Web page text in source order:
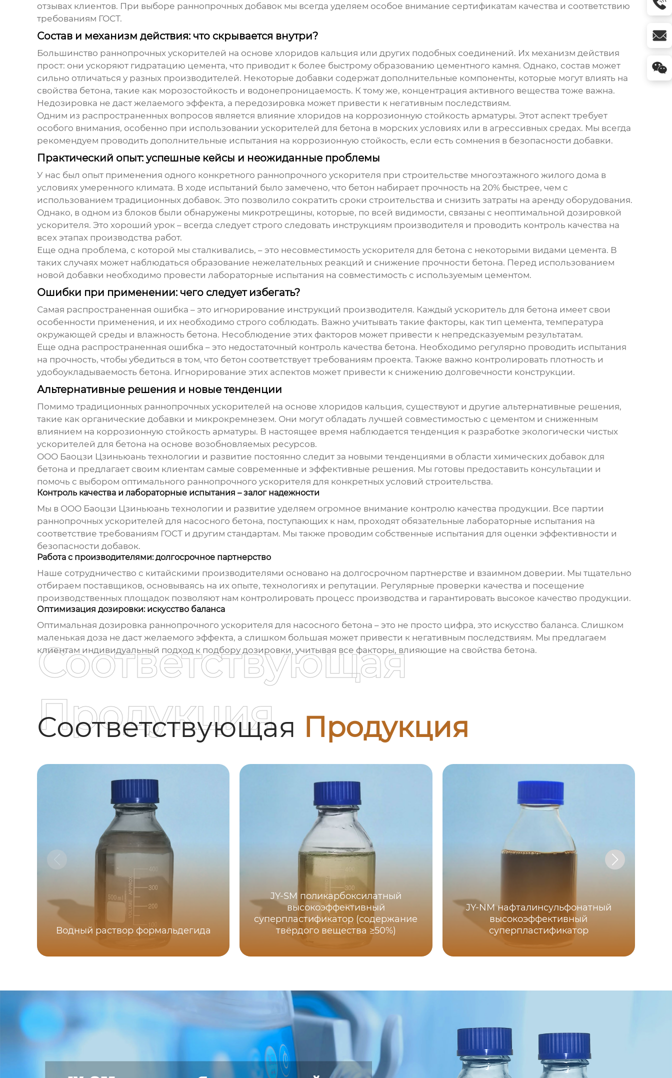
отзывах клиентов. При выборе раннопрочных добавокмы всегда уделяем особое внимание сертификатам качества и соответствию
требованиям ГОСТ.
Состав и механизм действия: что скрывается внутри?
Большинство раннопрочных ускорителей на основе хлоридов кальция или других подобных соединений. Их механизм действия
прост: они ускоряют гидратацию цемента, что приводит к более быстрому образованию цементного камня. Однако, состав может
сильно отличаться у разных производителей. Некоторые добавки содержат дополнительные компоненты, которые могут влиять на
свойства бетона, такие как морозостойкость и водонепроницаемость. К тому же, концентрация активного вещества тоже важна.
Недозировка не даст желаемого эффекта, а передозировка может привести к негативным последствиям.
Одним из распространенных вопросов является влияние хлоридов на коррозионную стойкость арматуры. Этот аспект требует
особого внимания, особенно при использовании ускорителей для бетона в морских условиях или в агрессивных средах. Мы всегда
рекомендуем проводить дополнительные испытания на коррозионную стойкость, если есть сомнения в безопасности добавки.
Практический опыт: успешные кейсы и неожиданные проблемы
У нас был опыт применения одного конкретного раннопрочного ускорителя при строительстве многоэтажного жилого дома в
условиях умеренного климата. В ходе испытаний было замечено, что бетон набирает прочность на 20% быстрее, чем с
использованием традиционных добавок. Это позволило сократить сроки строительства и снизить затраты на аренду оборудования.
Однако, в одном из блоков были обнаружены микротрещины, которые, по всей видимости, связаны с неоптимальной дозировкой
ускорителя. Это хороший урок – всегда следует строго следовать инструкциям производителя и проводить контроль качества на
всех этапах производства работ.
Еще одна проблема, с которой мы сталкивались, – это несовместимость ускорителя для бетона с некоторыми видами цемента. В
таких случаях может наблюдаться образование нежелательных реакций и снижение прочности бетона. Перед использованием
новой добавки необходимо провести лабораторные испытания на совместимость с используемым цементом.
Ошибки при применении: чего следует избегать?
Самая распространенная ошибка – это игнорирование инструкций производителя. Каждый ускоритель для бетона имеет свои
особенности применения, и их необходимо строго соблюдать. Важно учитывать такие факторы, как тип цемента, температура
окружающей среды и влажность бетона. Несоблюдение этих факторов может привести к непредсказуемым результатам.
Еще одна распространенная ошибка – это недостаточный контроль качества бетона. Необходимо регулярно проводить испытания
на прочность, чтобы убедиться в том, что бетон соответствует требованиям проекта. Также важно контролировать плотность и
удобоукладываемость бетона. Игнорирование этих аспектов может привести к снижению долговечности конструкции.
Альтернативные решения и новые тенденции
Помимо традиционных раннопрочных ускорителей на основе хлоридов кальция, существуют и другие альтернативные решения,
такие как органические добавки и микрокремнезем. Они могут обладать лучшей совместимостью с цементом и сниженным
влиянием на коррозионную стойкость арматуры. В настоящее время наблюдается тенденция к разработке экологически чистых
ускорителей для бетона на основе возобновляемых ресурсов.
ООО Баоцзи Цзиньюань технологии и развитие постоянно следит за новыми тенденциями в области химических добавок для
бетона и предлагает своим клиентам самые современные и эффективные решения. Мы готовы предоставить консультации и
помочь с выбором оптимального раннопрочного ускорителя для конкретных условий строительства.
Контроль качества и лабораторные испытания – залог надежности
Мы в ООО Баоцзи Цзиньюань технологии и развитие уделяем огромное внимание контролю качества продукции. Все партии
раннопрочных ускорителей для насосного бетона, поступающих к нам, проходят обязательные лабораторные испытания на
соответствие требованиям ГОСТ и другим стандартам. Мы также проводим собственные испытания для оценки эффективности и
безопасности добавок.
Работа с производителями: долгосрочное партнерство
Наше сотрудничество с китайскими производителями основано на долгосрочном партнерстве и взаимном доверии. Мы тщательно
отбираем поставщиков, основываясь на их опыте, технологиях и репутации. Регулярные проверки качества и посещение
производственных площадок позволяют нам контролировать процесс производства и гарантировать высокое качество продукции.
Оптимизация дозировки: искусство баланса
Оптимальная дозировка раннопрочного ускорителя для насосного бетона – это не просто цифра, это искусство баланса. Слишком
маленькая доза не даст желаемого эффекта, а слишком большая может привести к негативным последствиям. Мы предлагаем
клиентам индивидуальный подход к подбору дозировки, учитывая все факторы, влияющие на свойства бетона.
Соответствующая Продукция
Соответствующая
Продукция
Водный раствор формальдегида
JY-SM поликарбоксилатный
высокоэффективный
суперпластификатор (содержание
твёрдого вещества ≥50%)
JY-NM нафталинсульфонатный
высокоэффективный
суперпластификатор